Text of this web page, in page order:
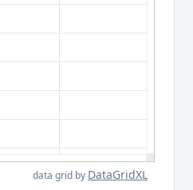
data grid by DataGridXL